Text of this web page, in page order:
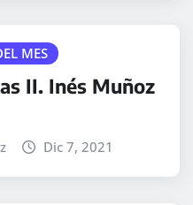
MES
II. Inés Muñoz
Dic 7, 2021